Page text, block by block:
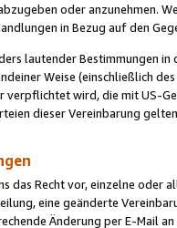
oder anzunehmen.
in Bezug auf den
lautender Bestimmungen
Weise (einschließlich
verpflichtet wird, die mit US-
dieser Vereinbarung
das Recht vor, einzelne oder
eine geänderte
Änderung per E-Mail